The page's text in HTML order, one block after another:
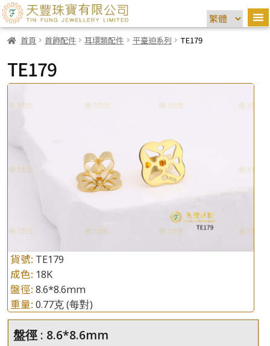
首頁 首飾配件 耳環類配件 平臺迫系列 TE179
TE179
貨號: TE179
成色: 18K
盤徑: 8.6*8.6mm
重量: 0.77克(每對)
盤徑 : 8.6*8.6mm